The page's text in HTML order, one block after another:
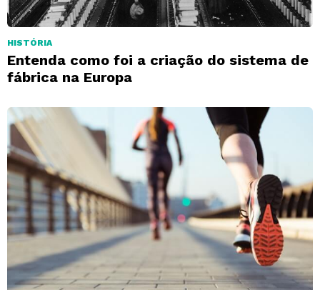
HISTÓRIA
Entenda como foi a criação do sistema de
fábrica na Europa